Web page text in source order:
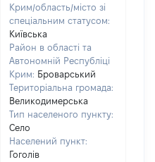
Крим/область/місто зі
спеціальним статусом:
Київська
Район в області та
Автономній Республіці
Крим: Броварський
Територіальна громада:
Великодимерська
Тип населеного пункту:
Село
Населений пункт:
Гоголів